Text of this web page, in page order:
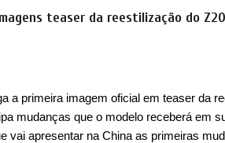
de... sedãs. Antecipado por imagens
da Fang Cheng Bao, que parece se
o sedã, que terá seu lançamento ainda
Salão de Pequim, que aconteceu no
conta com faróis mais quadrados e
teaser da reestilização do
a primeira imagem oficial em teaser da
mudanças que o modelo receberá em
vai apresentar na China as primeiras